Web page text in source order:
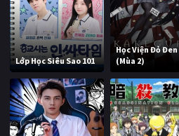
Lớp Học Siêu Sao 101
Học Viện Đỏ Đen
(Mùa 2)